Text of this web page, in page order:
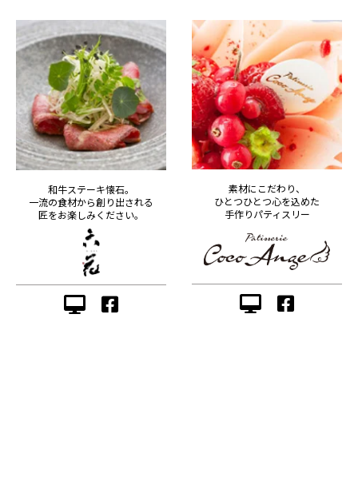
和牛ステーキ懐石。
一流の食材から創り出される
匠をお楽しみください。
素材にこだわり、
ひとつひとつ心を込めた
手作りパティスリー